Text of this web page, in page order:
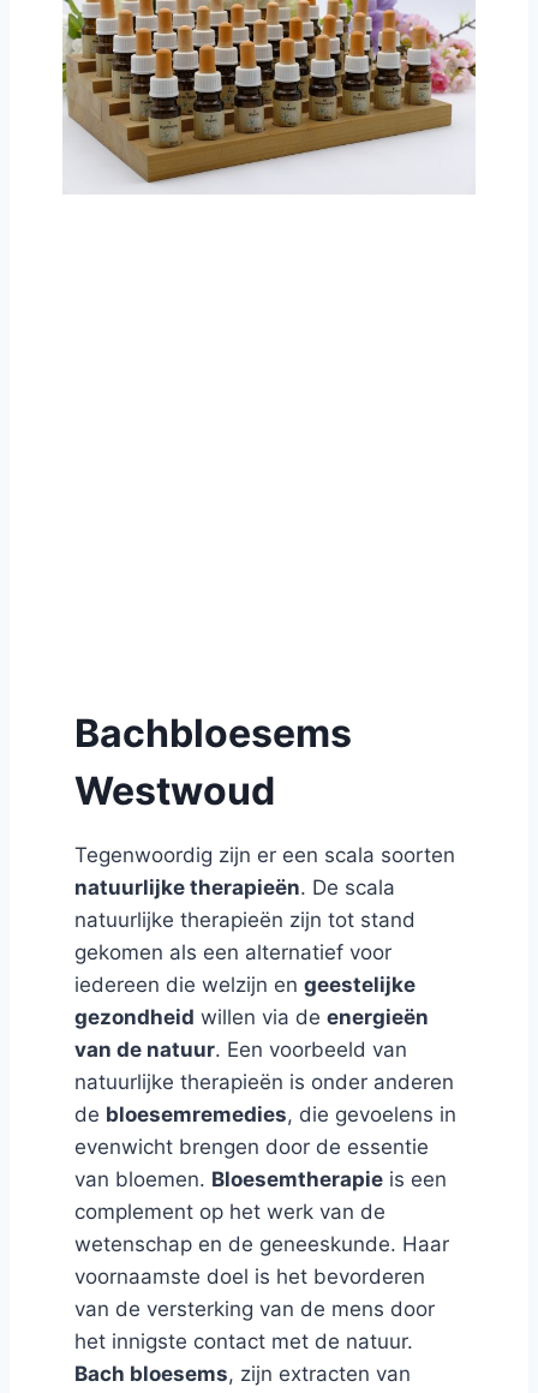
Bachbloesems
Westwoud
Tegenwoordig zijn er een scala soorten
natuurlijke therapieën. De scala
natuurlijke therapieën zijn tot stand
gekomen als een alternatief voor
iedereen die welzijn en geestelijke
gezondheid willen via de energieën
van de natuur. Een voorbeeld van
natuurlijke therapieën is onder anderen
de bloesemremedies, die gevoelens in
evenwicht brengen door de essentie
van bloemen. Bloesemtherapie is een
complement op het werk van de
wetenschap en de geneeskunde. Haar
voornaamste doel is het bevorderen
van de versterking van de mens door
het innigste contact met de natuur.
Bach bloesems, zijn extracten van